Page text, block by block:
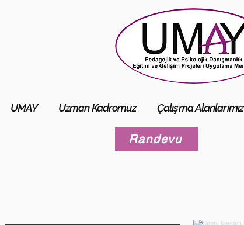
UMAY Uzman Kadromuz Çalışma Alanlarımız
Randevu